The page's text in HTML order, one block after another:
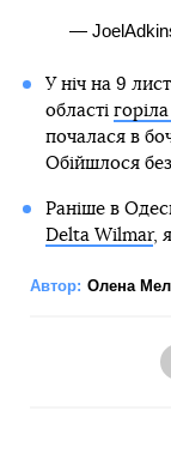
—
У ніч на 9
області
почалася в
Обійшлося
Раніше в
Delta Wilmar,
Автор: Олена